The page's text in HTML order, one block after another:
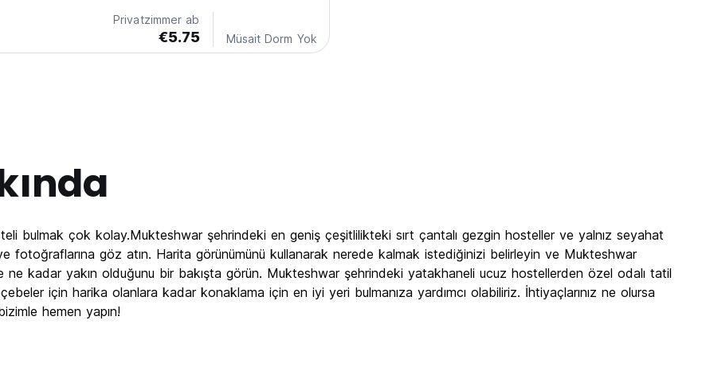
Privatzimmer ab
€5.75 Müsait Dorm Yok
bulmak çok kolay.Mukteshwar şehrindeki en geniş çeşitlilikteki sırt çantalı gezgin hosteller ve yalnız seyahat
fotoğraflarına göz atın. Harita görünümünü kullanarak nerede kalmak istediğinizi belirleyin ve Mukteshwar
kadar yakın olduğunu bir bakışta görün. Mukteshwar şehrindeki yatakhaneli ucuz hostellerden özel odalı tatil
için harika olanlara kadar konaklama için en iyi yeri bulmanıza yardımcı olabiliriz. İhtiyaçlarınız ne olursa
hemen yapın!